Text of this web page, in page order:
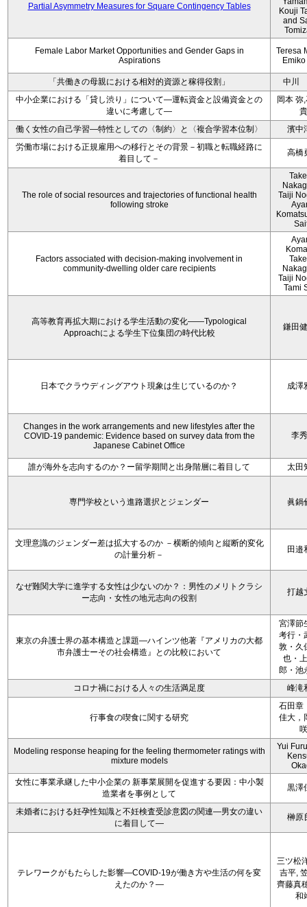
Partial Asymmetry Measures for Square Contingency Tables
Kouji
and
Female Labor Market Opportunities and Gender Gaps in
Aspirations
Teresa
「共働きの母親における相対的資源と稼得役割」
中川
中小企業における「貸し渋り」について―運転資金と設備資金との
違いに考慮して―
岡本 弥
貴
働く女性の自己学習―特性としての〈制約〉と〈複合学習本位制〉
濱中
労働市場における正規雇用への移行とその背景－初職と転職経路に
着目して－
高橋
The role of social resources and trajectories of functional health
following stroke
Taiji
Factors associated with decision‐making involvement in
community‐dwelling older care recipients
Taiji
Tami
高等教育再拡大期における学生活動の変化——Typological
Approachによる学生下位集団の時代比較
鎌田
日本でクラウディングアウト現象は生じているのか？ 成澤
Changes in the work arrangements and new lifestyles after the
COVID-19 pandemic: Evidence based on survey data from the
Japanese Cabinet Office
李
誰が海外を志向するのか？ー留学期間と出身階層に着目して 太田
専門学校という進路選択とジェンダー 眞鍋
文理意識のジェンダー差は拡大するのか －横断的傾向と縦断的変化
の計量分析－
田邉
なぜ難関大学に進学する女性は少ないのか？：男性のメリトクラシ
ー志向・女性の地元志向の役割
打越
東京の弁護士界の基本構造と課題―ハインツ他著『アメリカの大都
市弁護士ーその社会構造』との比較において
宮澤節
考行・
敦・久
也・
郎・池
コロナ禍における人々の生活満足度
峰滝
行事食の喫食に関する研究
石田章
佳大，
咲
Modeling response heaping for the feeling thermometer ratings with
mixture models
Yui
女性に事業承継した中小企業の 新事業展開を促進する要因：中小製
造業者を事例として
黒澤
未婚者における妊孕性知識と不妊検査受診意図の関連―男女の違い
に着目して―
榊原
テレワークがもたらした影響―COVID-19が働き方や生活の何を変
えたのか？―
三ツ松
吉平,
齊藤真
和